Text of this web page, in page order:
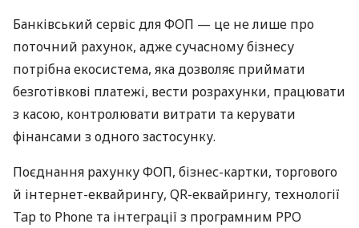
Банківський сервіс для ФОП — це не лише про
поточний рахунок, адже сучасному бізнесу
потрібна екосистема, яка дозволяє приймати
безготівкові платежі, вести розрахунки, працювати
з касою, контролювати витрати та керувати
фінансами з одного застосунку.
Поєднання рахунку ФОП, бізнес-картки, торгового
й інтернет-еквайрингу, QR-еквайрингу, технології
Tap to Phone та інтеграції з програмним РРО